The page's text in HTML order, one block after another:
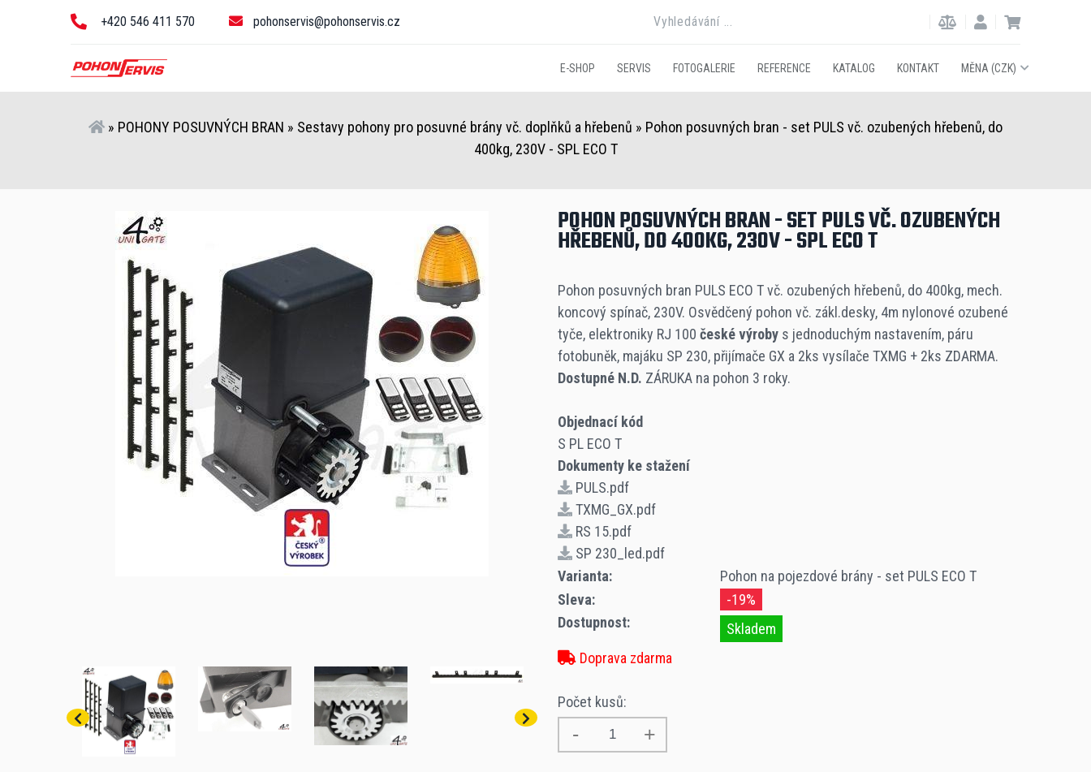
+420 546 411 570 pohonservis@pohonservis.cz
E-SHOP SERVIS FOTOGALERIE REFERENCE KATALOG KONTAKT MĚNA (CZK)
» POHONY POSUVNÝCH BRAN » Sestavy pohony pro posuvné brány vč. doplňků a hřebenů » Pohon posuvných bran - set PULS vč. ozubených hřebenů, do
400kg, 230V - SPL ECO T
POHON POSUVNÝCH BRAN - SET PULS VČ. OZUBENÝCH
HŘEBENŮ, DO 400KG, 230V - SPL ECO T
Pohon posuvných bran PULS ECO T vč. ozubených hřebenů, do 400kg, mech.
koncový spínač, 230V. Osvědčený pohon vč. zákl.desky, 4m nylonové ozubené
tyče, elektroniky RJ 100 české výroby s jednoduchým nastavením, páru
fotobuněk, majáku SP 230, přijímače GX a 2ks vysílače TXMG + 2ks ZDARMA.
Dostupné N.D. ZÁRUKA na pohon 3 roky.
Objednací kód
S PL ECO T
Dokumenty ke stažení
PULS.pdf
TXMG_GX.pdf
RS 15.pdf
SP 230_led.pdf
Varianta:
Pohon na pojezdové brány - set PULS ECO T
Sleva:
-19%
Dostupnost:
Skladem
Doprava zdarma
Počet kusů: